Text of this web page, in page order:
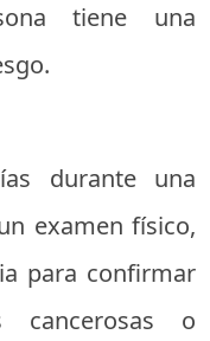
tiene una
durante una
examen físico,
para confirmar
cancerosas o